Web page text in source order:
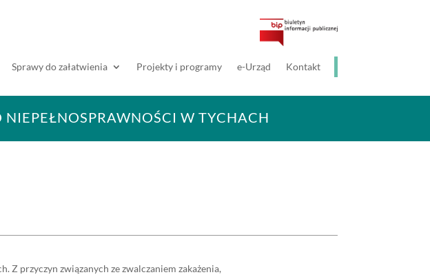
Sprawy do załatwienia Projekty i programy e-Urząd Kontakt
W TYCHACH
Z przyczyn związanych ze zwalczaniem zakażenia,